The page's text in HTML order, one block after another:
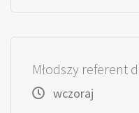
Młodszy referent
wczoraj